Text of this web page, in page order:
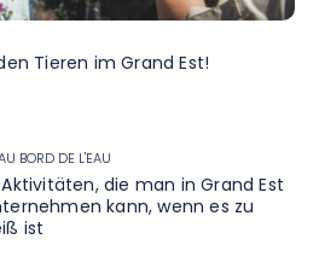
Tieren im Grand Est!
BORD DE L'EAU
Aktivitäten, die man in Grand Est
kann, wenn es zu
ist